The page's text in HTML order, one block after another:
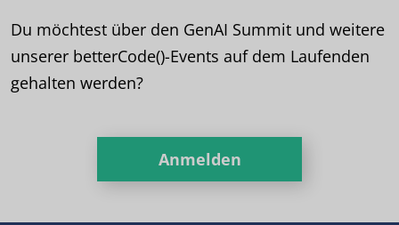
Du möchtest über den GenAI Summit und weitere
unserer betterCode()-Events auf dem Laufenden
gehalten werden?
Anmelden